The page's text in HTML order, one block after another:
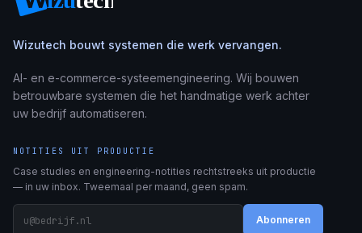
Wizutech bouwt systemen die werk vervangen.
AI- en e-commerce-systeemengineering. Wij bouwen
betrouwbare systemen die het handmatige werk achter
uw bedrijf automatiseren.
NOTITIES UIT PRODUCTIE
Case studies en engineering-notities rechtstreeks uit productie
— in uw inbox. Tweemaal per maand, geen spam.
Abonneren